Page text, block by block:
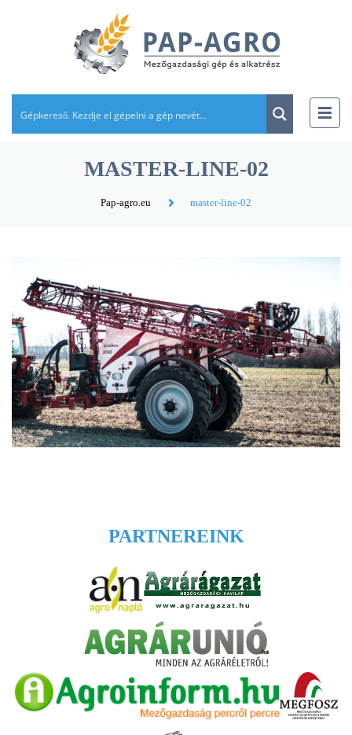
MASTER-LINE-02
Pap-agro.eu master-line-02
PARTNEREINK